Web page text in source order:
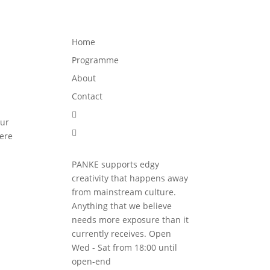
Home
Programme
About
Contact


PANKE supports edgy
creativity that happens away
from mainstream culture.
Anything that we believe
needs more exposure than it
currently receives. Open
Wed - Sat from 18:00 until
open-end